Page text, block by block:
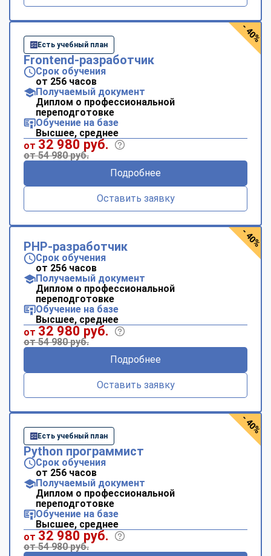
Есть учебный план
Frontend-разработчик
Срок обучения
от 256 часов
Получаемый документ
Диплом о профессиональной
переподготовке
Обучение на базе
Высшее, среднее
от 32 980 руб.
от 54 980 руб.
Подробнее
Оставить заявку
- 40%
PHP-разработчик
Срок обучения
от 256 часов
Получаемый документ
Диплом о профессиональной
переподготовке
Обучение на базе
Высшее, среднее
от 32 980 руб.
от 54 980 руб.
Подробнее
Оставить заявку
- 40%
Есть учебный план
Python программист
Срок обучения
от 256 часов
Получаемый документ
Диплом о профессиональной
переподготовке
Обучение на базе
Высшее, среднее
от 32 980 руб.
от 54 980 руб.
- 40%